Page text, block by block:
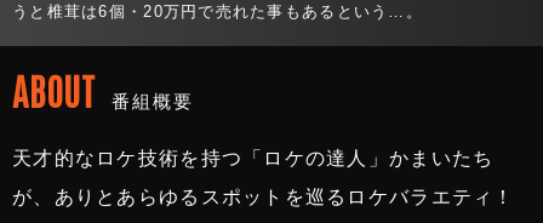
うと椎茸は6個・20万円で売れた事もあるという…。
ABOUT 番組概要
天才的なロケ技術を持つ「ロケの達人」かまいたち
が、ありとあらゆるスポットを巡るロケバラエティ！